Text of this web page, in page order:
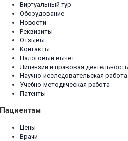
Виртуальный тур
Оборудование
Новости
Реквизиты
Отзывы
Контакты
Налоговый вычет
Лицензии и правовая деятельность
Научно-исследовательская работа
Учебно-методическая работа
Патенты
Пациентам
Цены
Врачи